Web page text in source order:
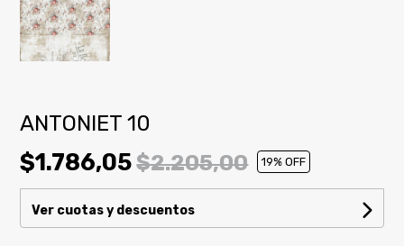
ANTONIET 10
$1.786,05$2.205,00 19% OFF
Ver cuotas y descuentos